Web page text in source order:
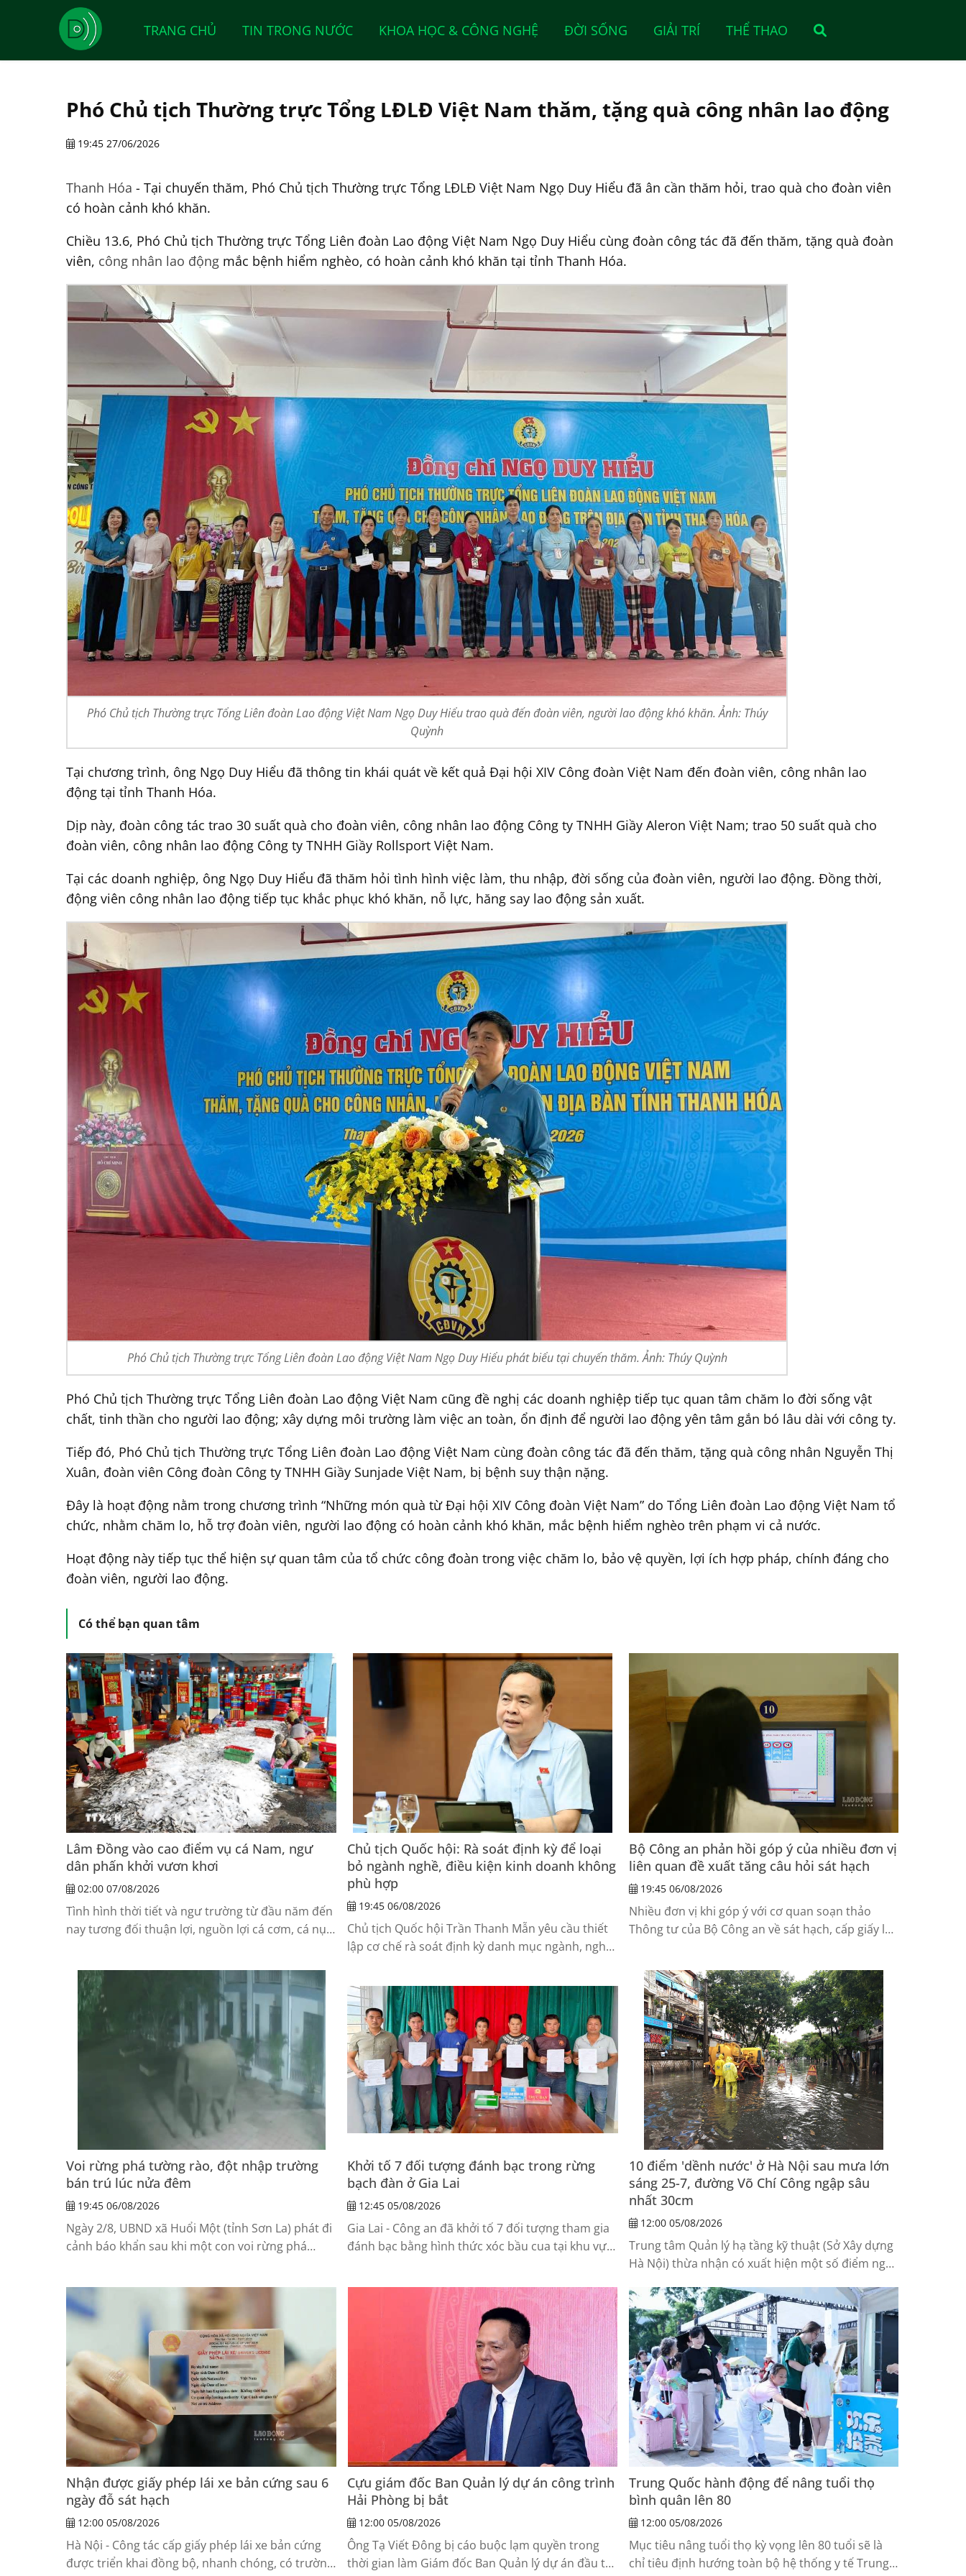
TRANG CHỦ TIN TRONG NƯỚC KHOA HỌC & CÔNG NGHỆ ĐỜI SỐNG GIẢI TRÍ THỂ THAO
Phó Chủ tịch Thường trực Tổng LĐLĐ Việt Nam thăm, tặng quà công nhân lao động
19:45 27/06/2026
Thanh Hóa - Tại chuyến thăm, Phó Chủ tịch Thường trực Tổng LĐLĐ Việt Nam Ngọ Duy Hiểu đã ân cần thăm hỏi, trao quà cho đoàn viên
có hoàn cảnh khó khăn.
Chiều 13.6, Phó Chủ tịch Thường trực Tổng Liên đoàn Lao động Việt Nam Ngọ Duy Hiểu cùng đoàn công tác đã đến thăm, tặng quà đoàn
viên, công nhân lao động mắc bệnh hiểm nghèo, có hoàn cảnh khó khăn tại tỉnh Thanh Hóa.
Phó Chủ tịch Thường trực Tổng Liên đoàn Lao động Việt Nam Ngọ Duy Hiểu trao quà đến đoàn viên, người lao động khó khăn. Ảnh: Thúy
Quỳnh
Tại chương trình, ông Ngọ Duy Hiểu đã thông tin khái quát về kết quả Đại hội XIV Công đoàn Việt Nam đến đoàn viên, công nhân lao
động tại tỉnh Thanh Hóa.
Dịp này, đoàn công tác trao 30 suất quà cho đoàn viên, công nhân lao động Công ty TNHH Giầy Aleron Việt Nam; trao 50 suất quà cho
đoàn viên, công nhân lao động Công ty TNHH Giầy Rollsport Việt Nam.
Tại các doanh nghiệp, ông Ngọ Duy Hiểu đã thăm hỏi tình hình việc làm, thu nhập, đời sống của đoàn viên, người lao động. Đồng thời,
động viên công nhân lao động tiếp tục khắc phục khó khăn, nỗ lực, hăng say lao động sản xuất.
Phó Chủ tịch Thường trực Tổng Liên đoàn Lao động Việt Nam Ngọ Duy Hiểu phát biểu tại chuyến thăm. Ảnh: Thúy Quỳnh
Phó Chủ tịch Thường trực Tổng Liên đoàn Lao động Việt Nam cũng đề nghị các doanh nghiệp tiếp tục quan tâm chăm lo đời sống vật
chất, tinh thần cho người lao động; xây dựng môi trường làm việc an toàn, ổn định để người lao động yên tâm gắn bó lâu dài với công ty.
Tiếp đó, Phó Chủ tịch Thường trực Tổng Liên đoàn Lao động Việt Nam cùng đoàn công tác đã đến thăm, tặng quà công nhân Nguyễn Thị
Xuân, đoàn viên Công đoàn Công ty TNHH Giầy Sunjade Việt Nam, bị bệnh suy thận nặng.
Đây là hoạt động nằm trong chương trình “Những món quà từ Đại hội XIV Công đoàn Việt Nam” do Tổng Liên đoàn Lao động Việt Nam tổ
chức, nhằm chăm lo, hỗ trợ đoàn viên, người lao động có hoàn cảnh khó khăn, mắc bệnh hiểm nghèo trên phạm vi cả nước.
Hoạt động này tiếp tục thể hiện sự quan tâm của tổ chức công đoàn trong việc chăm lo, bảo vệ quyền, lợi ích hợp pháp, chính đáng cho
đoàn viên, người lao động.
Có thể bạn quan tâm
Lâm Đồng vào cao điểm vụ cá Nam, ngư
dân phấn khởi vươn khơi
02:00 07/08/2026
Tình hình thời tiết và ngư trường từ đầu năm đến
nay tương đối thuận lợi, nguồn lợi cá cơm, cá nục
Chủ tịch Quốc hội: Rà soát định kỳ để loại
bỏ ngành nghề, điều kiện kinh doanh không
phù hợp
19:45 06/08/2026
Chủ tịch Quốc hội Trần Thanh Mẫn yêu cầu thiết
lập cơ chế rà soát định kỳ danh mục ngành, nghề
những ngành, nghề hoặc điều kiện kinh doanh
không còn phù hợp.
Bộ Công an phản hồi góp ý của nhiều đơn vị
liên quan đề xuất tăng câu hỏi sát hạch
19:45 06/08/2026
Nhiều đơn vị khi góp ý với cơ quan soạn thảo
Thông tư của Bộ Công an về sát hạch, cấp giấy lái
Voi rừng phá tường rào, đột nhập trường
bán trú lúc nửa đêm
19:45 06/08/2026
Ngày 2/8, UBND xã Huổi Một (tỉnh Sơn La) phát đi
cảnh báo khẩn sau khi một con voi rừng phá
khuyến cáo người dân tuyệt đối không tiếp cận,
không tự ý xua đuổi voi để bảo đảm an toàn.
Khởi tố 7 đối tượng đánh bạc trong rừng
bạch đàn ở Gia Lai
12:45 05/08/2026
Gia Lai - Công an đã khởi tố 7 đối tượng tham gia
đánh bạc bằng hình thức xóc bầu cua tại khu vực
10 điểm 'dềnh nước' ở Hà Nội sau mưa lớn
sáng 25-7, đường Võ Chí Công ngập sâu
nhất 30cm
12:00 05/08/2026
Trung tâm Quản lý hạ tầng kỹ thuật (Sở Xây dựng
Hà Nội) thừa nhận có xuất hiện một số điểm ngập
sau trận mưa lớn sáng 25-7, riêng tại đường Võ
Chí Công có đoạn ngập sâu 30cm.
Nhận được giấy phép lái xe bản cứng sau 6
ngày đỗ sát hạch
12:00 05/08/2026
Hà Nội - Công tác cấp giấy phép lái xe bản cứng
được triển khai đồng bộ, nhanh chóng, có trường
Cựu giám đốc Ban Quản lý dự án công trình
Hải Phòng bị bắt
12:00 05/08/2026
Ông Tạ Viết Đông bị cáo buộc lạm quyền trong
thời gian làm Giám đốc Ban Quản lý dự án đầu tư
Trung Quốc hành động để nâng tuổi thọ
bình quân lên 80
12:00 05/08/2026
Mục tiêu nâng tuổi thọ kỳ vọng lên 80 tuổi sẽ là
chỉ tiêu định hướng toàn bộ hệ thống y tế Trung